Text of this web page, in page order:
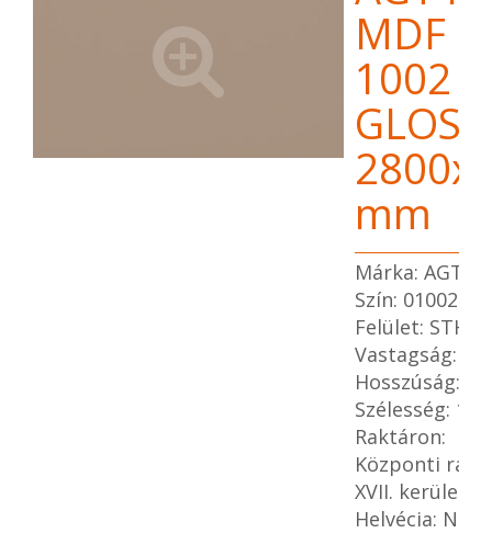
MDF
1002
mm
Márka: AGT
Szín: 01002
Felület: STHG
Vastagság:
Hosszúság:
Szélesség:
Raktáron:
Központi
XVII. kerület:
Helvécia: